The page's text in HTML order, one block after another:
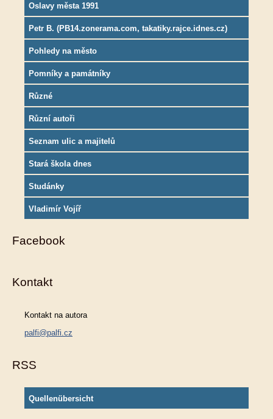
Oslavy města 1991
Petr B. (PB14.zonerama.com, takatiky.rajce.idnes.cz)
Pohledy na město
Pomníky a památníky
Různé
Různí autoři
Seznam ulic a majitelů
Stará škola dnes
Studánky
Vladimír Vojíř
Facebook
Kontakt
Kontakt na autora
palfi@palfi.cz
RSS
Quellenübersicht